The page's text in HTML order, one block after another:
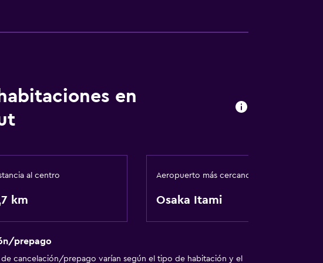
en
al centro
km
Aeropuerto más cercano
Osaka Itami
prepago
de cancelación/prepago varían según el tipo de habitación y el